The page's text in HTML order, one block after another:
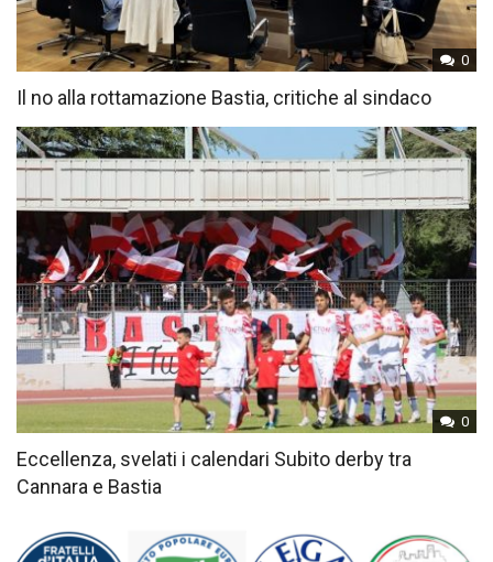
0
Il no alla rottamazione Bastia, critiche al sindaco
0
Eccellenza, svelati i calendari Subito derby tra
Cannara e Bastia